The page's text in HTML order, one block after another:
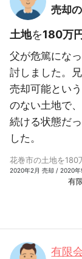
売却
土地を180万
父が危篤にな
討しました。
売却可能とい
のない土地で
続ける状態だ
した。
花巻市の土地を
2020年2月 売却 / 2020年
有
有限